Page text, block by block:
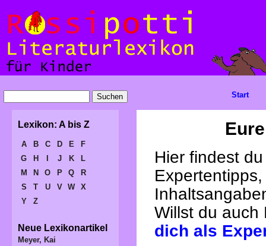
Hier findest
Willst du
dich als
Start
Lexikon: A bis Z
A B C D E
F
G
H J K
L
M
N O P Q
R
S
T U V W
X
Y
Z
Neue Lexikonartikel
Meyer, Kai